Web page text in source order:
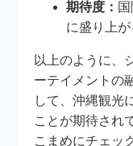
期待度：
に盛り上
以上のように、
ーテイメントの
して、沖縄観光
ことが期待され
こまめにチェッ